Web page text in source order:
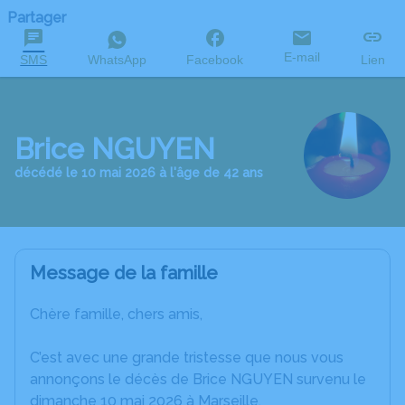
Partager
SMS WhatsApp Facebook E-mail Lien
Brice NGUYEN
décédé le 10 mai 2026 à l'âge de 42 ans
Message de la famille
Chère famille, chers amis,
C’est avec une grande tristesse que nous vous
annonçons le décès de Brice NGUYEN survenu le
dimanche 10 mai 2026 à Marseille.